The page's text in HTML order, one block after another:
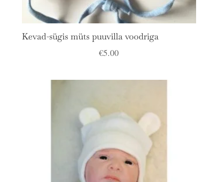
Kevad-sügis müts puuvilla voodriga
€5.00